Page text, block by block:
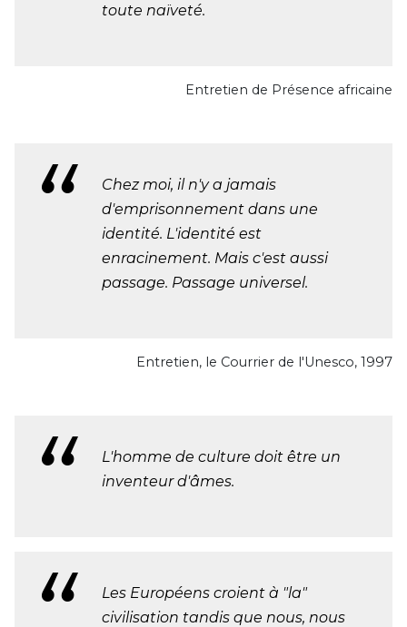
toute naïveté.
Entretien de Présence africaine
Chez moi, il n'y a jamais
d'emprisonnement dans une
identité. L'identité est
enracinement. Mais c'est aussi
passage. Passage universel.
Entretien, le Courrier de l'Unesco, 1997
L'homme de culture doit être un
inventeur d'âmes.
Les Européens croient à "la"
civilisation tandis que nous, nous